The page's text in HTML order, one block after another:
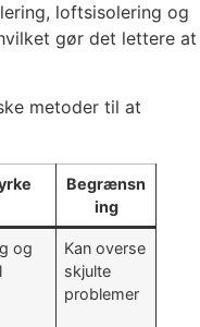
loftsisolering og
gør det lettere at
metoder til at
Begrænsn
ing
og
Kan overse
skjulte
problemer